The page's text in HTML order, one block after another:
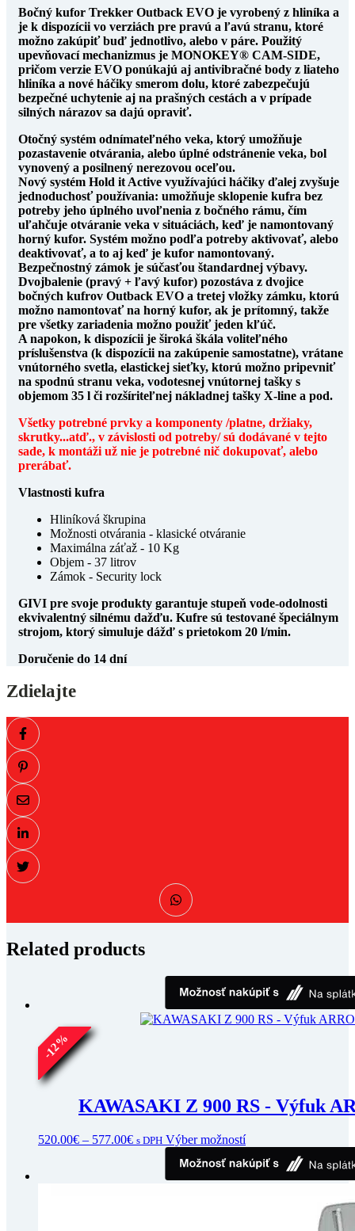
Bočný kufor Trekker Outback EVO je vyrobený z hliníka a
je k dispozícii vo verziách pre pravú a ľavú stranu, ktoré
možno zakúpiť buď jednotlivo, alebo v páre. Použitý
upevňovací mechanizmus je MONOKEY® CAM-SIDE,
pričom verzie EVO ponúkajú aj antivibračné body z liateho
hliníka a nové háčiky smerom dolu, ktoré zabezpečujú
bezpečné uchytenie aj na prašných cestách a v prípade
silných nárazov sa dajú opraviť.
Otočný systém odnímateľného veka, ktorý umožňuje
pozastavenie otvárania, alebo úplné odstránenie veka, bol
vynovený a posilnený nerezovou oceľou.
Nový systém Hold it Active využívajúci háčiky ďalej zvyšuje
jednoduchosť používania: umožňuje sklopenie kufra bez
potreby jeho úplného uvoľnenia z bočného rámu, čím
uľahčuje otváranie veka v situáciách, keď je namontovaný
horný kufor. Systém možno podľa potreby aktivovať, alebo
deaktivovať, a to aj keď je kufor namontovaný.
Bezpečnostný zámok je súčasťou štandardnej výbavy.
Dvojbalenie (pravý + ľavý kufor) pozostáva z dvojice
bočných kufrov Outback EVO a tretej vložky zámku, ktorú
možno namontovať na horný kufor, ak je prítomný, takže
pre všetky zariadenia možno použiť jeden kľúč.
A napokon, k dispozícii je široká škála voliteľného
príslušenstva (k dispozícii na zakúpenie samostatne), vrátane
vnútorného svetla, elastickej sieťky, ktorú možno pripevniť
na spodnú stranu veka, vodotesnej vnútornej tašky s
objemom 35 l či rozšíriteľnej nákladnej tašky X-line a pod.
Všetky potrebné prvky a komponenty /platne, držiaky,
skrutky...atď., v závislosti od potreby/ sú dodávané v tejto
sade, k montáži už nie je potrebné nič dokupovať, alebo
prerábať.
Vlastnosti kufra
Hliníková škrupina
Možnosti otvárania - klasické otváranie
Maximálna záťaž - 10 Kg
Objem - 37 litrov
Zámok - Security lock
GIVI pre svoje produkty garantuje stupeň vode-odolnosti
ekvivalentný silnému dažďu. Kufre sú testované špeciálnym
strojom, ktorý simuluje dážď s prietokom 20 l/min.
Doručenie do 14 dní
Zdielajte
Related products
-
12
%
KAWASAKI Z 900 RS - Výfuk
520.00€ – 577.00€Price
through
s DPH Výber možnostíTento
má
viacero